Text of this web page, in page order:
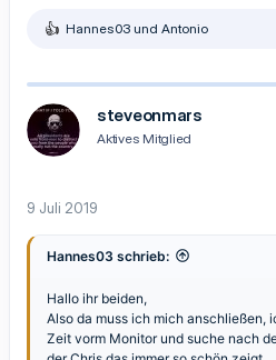
R
k
t
o
n
:
Hannes03 und Antonio
steveonmars
Aktives Mitglied
9 Juli 2019
Hannes03 schrieb:
Hallo ihr beiden,
Also da muss ich mich anschließen,
Zeit vorm Monitor und suche nach